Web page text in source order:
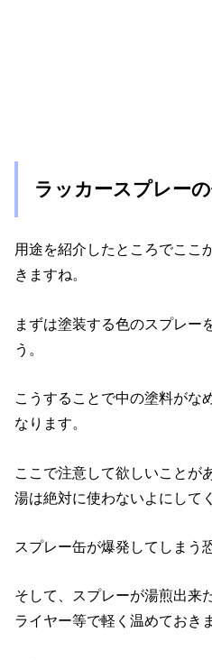
ラッカースプレー
用途を紹介したところでここ
きますね。
まずは塗装する色のスプレー
う。
こうすることで中の塗料がな
なります。
ここで注意して欲しいことが
湯は絶対に使わないよにして
スプレー缶が爆発してしまう
そして、スプレーが湯煎出来
ライヤー等で軽く温めておき